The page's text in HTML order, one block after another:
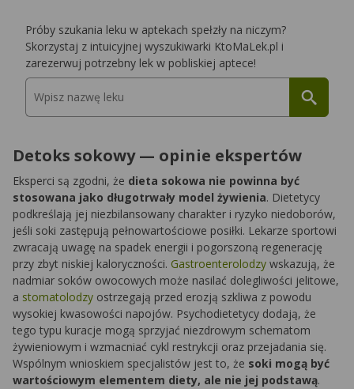
Próby szukania leku w aptekach spełzły na niczym?
Skorzystaj z intuicyjnej wyszukiwarki KtoMaLek.pl i
zarezerwuj potrzebny lek w pobliskiej aptece!
Detoks sokowy — opinie ekspertów
Eksperci są zgodni, że dieta sokowa nie powinna być
stosowana jako długotrwały model żywienia. Dietetycy
podkreślają jej niezbilansowany charakter i ryzyko niedoborów,
jeśli soki zastępują pełnowartościowe posiłki. Lekarze sportowi
zwracają uwagę na spadek energii i pogorszoną regenerację
przy zbyt niskiej kaloryczności. Gastroenterolodzy wskazują, że
nadmiar soków owocowych może nasilać dolegliwości jelitowe,
a stomatolodzy ostrzegają przed erozją szkliwa z powodu
wysokiej kwasowości napojów. Psychodietetycy dodają, że
tego typu kuracje mogą sprzyjać niezdrowym schematom
żywieniowym i wzmacniać cykl restrykcji oraz przejadania się.
Wspólnym wnioskiem specjalistów jest to, że soki mogą być
wartościowym elementem diety, ale nie jej podstawą.